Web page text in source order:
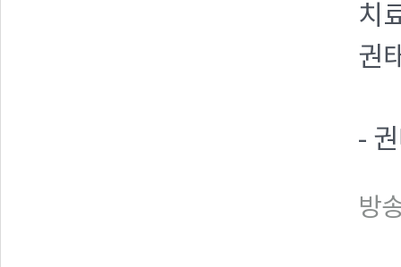
치
권
-
방